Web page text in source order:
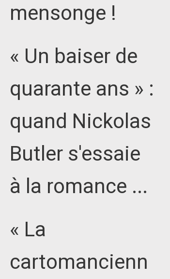
mensonge !
« Un baiser de
quarante ans » :
quand Nickolas
Butler s'essaie
à la romance ...
« La
cartomancienn